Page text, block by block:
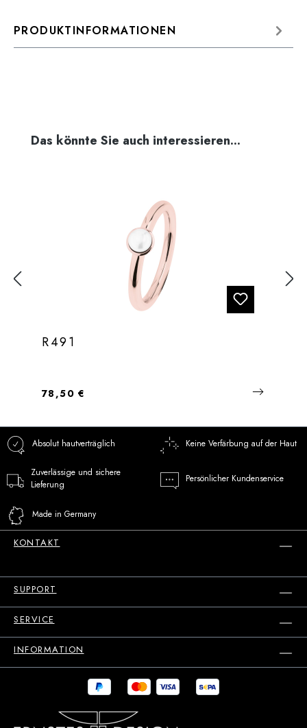
PRODUKTINFORMATIONEN
Produktgalerie überspringen
Das könnte Sie auch interessieren...
R491
Regulärer Preis:
78,50 €
Absolut hautverträglich Keine Verfärbung auf der Haut
Zuverlässige und sichere
Lieferung
Persönlicher Kundenservice
Made in Germany
KONTAKT
SUPPORT
SERVICE
INFORMATION